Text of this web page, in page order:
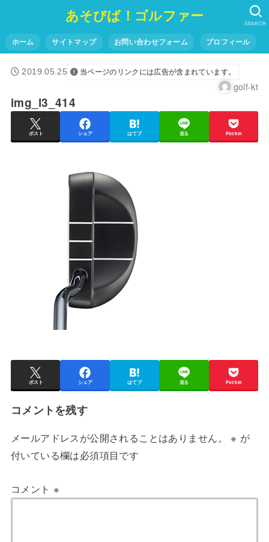
あそびば！ゴルファー
ホーム サイトマップ お問い合わせフォーム プロフィール
SEARCH
2019.05.25 当ページのリンクには広告が含まれています。
golf-kt
img_l3_414
ポスト シェア はてブ 送る Pocket
ポスト シェア はてブ 送る Pocket
コメントを残す
メールアドレスが公開されることはありません。 ※ が
付いている欄は必須項目です
コメント ※